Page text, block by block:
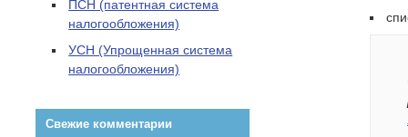
ПСН (патентная система
налогообложения)
УСН (Упрощенная система
налогообложения)
Свежие комментарии